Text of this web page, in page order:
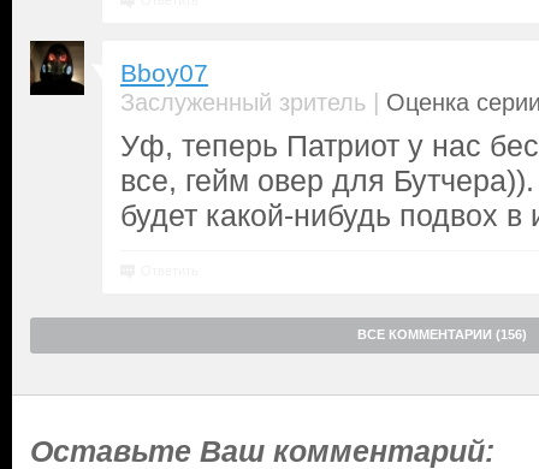
Bboy07
Заслуженный зритель | Оценка
Уф, теперь Патриот у нас
все, гейм овер для
будет какой-нибудь подвох в
ВСЕ КОММЕНТАРИИ (156)
Оставьте Ваш комментарий: